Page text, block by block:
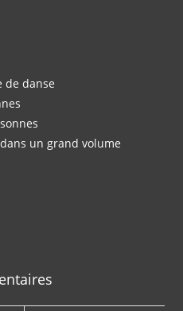
de danse
un grand volume